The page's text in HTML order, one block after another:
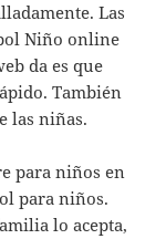
Las
Niño online
da es que
También
las niñas.
para niños en
para niños.
lo acepta,